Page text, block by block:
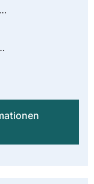
https://www.telekom.de/datenschutzhinweise/download/000.pdf
hilfe-themen/dsgvo